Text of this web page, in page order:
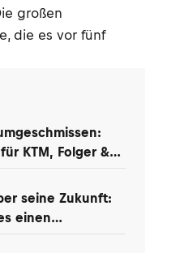
großen
die es vor fünf
KTM, Folger &
seine Zukunft:
einen